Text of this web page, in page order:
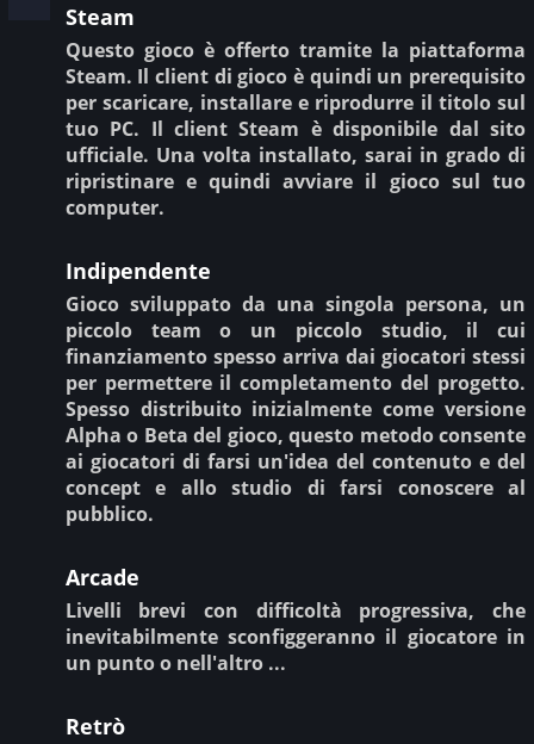
Steam
Questo gioco è offerto tramite la piattaforma
Steam. Il client di gioco è quindi un prerequisito
per scaricare, installare e riprodurre il titolo sul
tuo PC. Il client Steam è disponibile dal sito
ufficiale. Una volta installato, sarai in grado di
ripristinare e quindi avviare il gioco sul tuo
computer.
Indipendente
Gioco sviluppato da una singola persona, un
piccolo team o un piccolo studio, il cui
finanziamento spesso arriva dai giocatori stessi
per permettere il completamento del progetto.
Spesso distribuito inizialmente come versione
Alpha o Beta del gioco, questo metodo consente
ai giocatori di farsi un'idea del contenuto e del
concept e allo studio di farsi conoscere al
pubblico.
Arcade
Livelli brevi con difficoltà progressiva, che
inevitabilmente sconfiggeranno il giocatore in
un punto o nell'altro ...
Retrò